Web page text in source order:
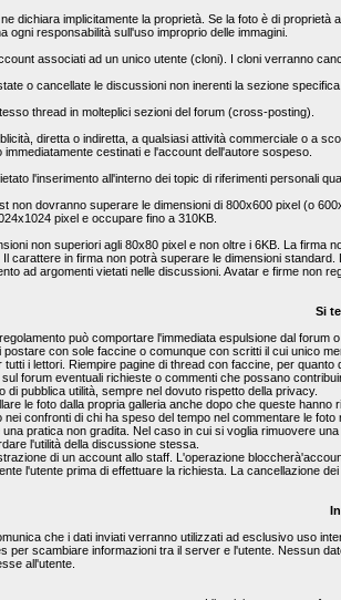
dichiara implicitamente la proprietà. Se la foto è di
ogni responsabilità sull'uso improprio delle immagini.
associati ad un unico utente (cloni). I cloni verranno
o cancellate le discussioni non inerenti la sezione specifica
thread in molteplici sezioni del forum (cross-posting).
diretta o indiretta, a qualsiasi attività commerciale o a
cestinati e l'account dell'autore sospeso.
l'inserimento all'interno dei topic di riferimenti personali
non dovranno superare le dimensioni di 800x600 pixel (o
pixel e occupare fino a 310KB.
non superiori agli 80x80 pixel e non oltre i 6KB. La
carattere in firma non potrà superare le dimensioni
ad argomenti vietati nelle discussioni. Avatar e firme non
Si
può comportare l'immediata espulsione dal
postare con sole faccine o comunque con scritti il cui unico
i lettori. Riempire pagine di thread con faccine, per
forum eventuali richieste o commenti che possano
di pubblica utilità, sempre nel dovuto rispetto della privacy.
le foto dalla propria galleria anche dopo che queste
confronti di chi ha speso del tempo nel commentare le
pratica non gradita. Nel caso in cui si voglia rimuovere
l'utilità della discussione stessa.
di un account allo staff. L'operazione
l'utente prima di effettuare la richiesta. La cancellazione
che i dati inviati verranno utilizzati ad esclusivo uso
per scambiare informazioni tra il server e l'utente. Nessun
all'utente.